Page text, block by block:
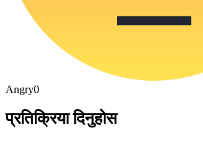
Angry0
प्रतिक्रिया दिनुहोस